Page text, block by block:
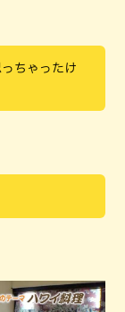
ちゃったけ